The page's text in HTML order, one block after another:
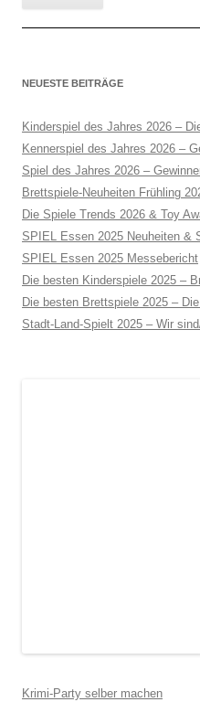
NEUESTE BEITRÄGE
Kinderspiel des Jahres 2026 –
Kennerspiel des Jahres 2026 –
Spiel des Jahres 2026 –
Brettspiele-Neuheiten Frühling
Die Spiele Trends 2026 & Toy
SPIEL Essen 2025 Neuheiten &
SPIEL Essen 2025 Messebericht
Die besten Kinderspiele 2025 –
Die besten Brettspiele 2025 –
Stadt-Land-Spielt 2025 – Wir
Krimi-Party selber machen